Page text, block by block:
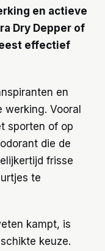
en actieve
Dry Depper of
effectief
en
werking. Vooral
sporten of op
die de
frisse
te
kampt, is
keuze.